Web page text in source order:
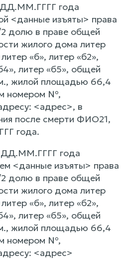
года
<данные изъяты> права
2 долю в праве общей
жилого дома литер
«б», литер «б2»,
литер «б5», общей
жилой площадью 66,4
номером №,
<адрес>, в
после смерти ФИО21,
года.
года
<данные изъяты> права
2 долю в праве общей
жилого дома литер
«б», литер «б2»,
литер «б5», общей
жилой площадью 66,4
номером №,
<адрес>